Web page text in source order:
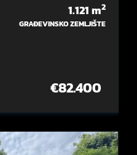
1.121m2
GRAĐEVINSKO ZEMLJIŠTE
€82.400